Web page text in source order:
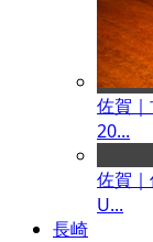
佐賀
20...
佐賀
U...
長崎